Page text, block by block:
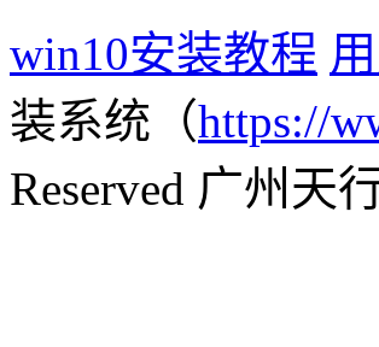
win10安装教程
装系统（https://
Reserved 广州天